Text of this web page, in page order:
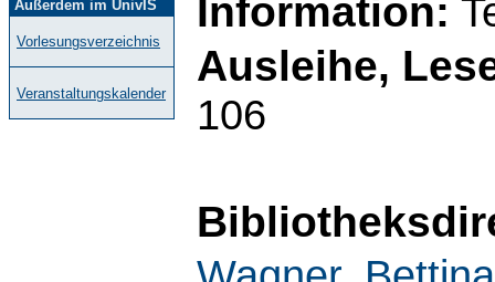
Außerdem im UnivIS
Vorlesungsverzeichnis
Veranstaltungskalender
Information:
Ausleihe,
106